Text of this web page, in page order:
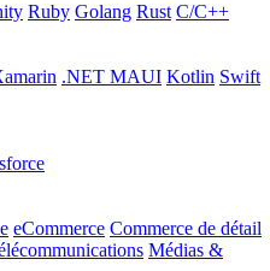
Ruby Golang Rust C/C++
.NET MAUI Kotlin Swift
eCommerce Commerce de détail
Médias &